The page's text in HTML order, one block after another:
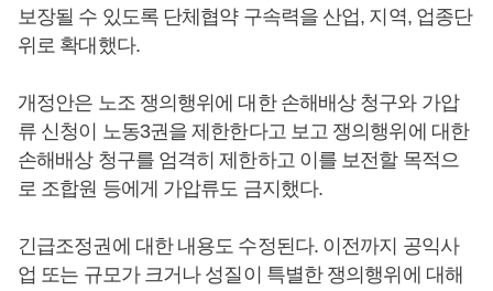
보장될 수 있도록 단체협약 구속력을 산업, 지역, 업종단
위로 확대했다.
개정안은 노조 쟁의행위에 대한 손해배상 청구와 가압
류 신청이 노동3권을 제한한다고 보고 쟁의행위에 대한
손해배상 청구를 엄격히 제한하고 이를 보전할 목적으
로 조합원 등에게 가압류도 금지했다.
긴급조정권에 대한 내용도 수정된다. 이전까지 공익사
업 또는 규모가 크거나 성질이 특별한 쟁의행위에 대해